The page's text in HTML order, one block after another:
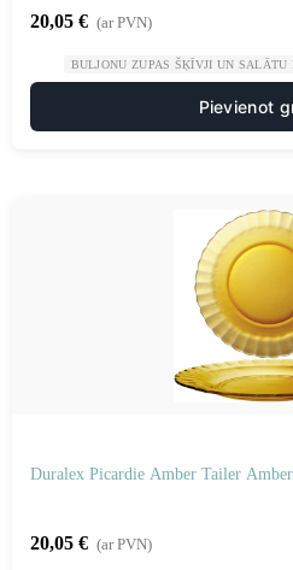
20,05 € (ar PVN)
BULJONU ZUPAS ŠĶĪVJI UN SALĀTU
Pievienot
Duralex Picardie Amber Tailer
20,05 € (ar PVN)